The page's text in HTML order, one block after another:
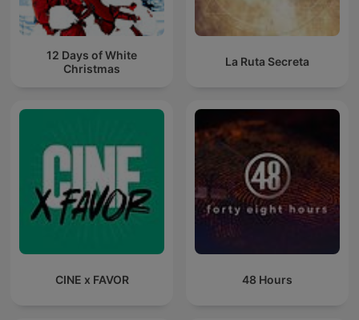
12 Days of White
Christmas
La Ruta Secreta
CINE x FAVOR 48 Hours